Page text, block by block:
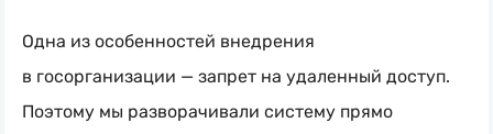
Одна из особенностей внедрения
в госорганизации — запрет на удаленный доступ.
Поэтому мы разворачивали систему прямо